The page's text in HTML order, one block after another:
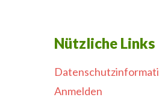
Nützliche Links
Anmelden